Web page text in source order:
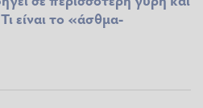
είναι το «άσθμα-